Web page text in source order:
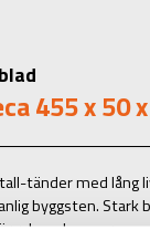
455 x 50
tänder med lång
byggsten. Stark